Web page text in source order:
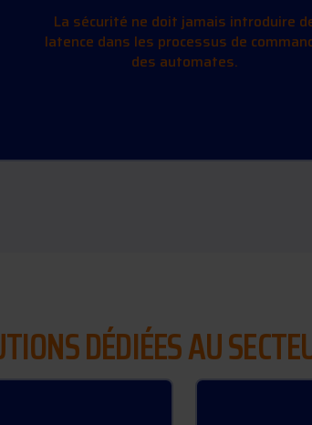
La sécurité ne doit jamais introduire
latence dans les processus de
des automates.
DÉDIÉES AU